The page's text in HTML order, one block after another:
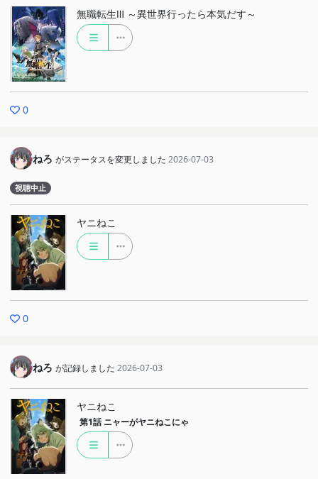
無職転生Ⅲ ～異世界行ったら本気だす～
0
ねろ がステータスを変更しました 2026-07-03
視聴中止
ヤニねこ
0
ねろ が記録しました 2026-07-03
ヤニねこ
第1話 ニャーがヤニねこにゃ